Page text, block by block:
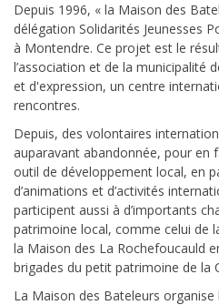
Depuis 1996, « la Maison des
délégation Solidarités Jeunesses
à Montendre. Ce projet est le
l’association et de la municipalité
et d'expression, un centre
rencontres.
Depuis, des volontaires
auparavant abandonnée, pour en
outil de développement local, en
d’animations et d’activités
participent aussi à d’importants
patrimoine local, comme celui de
la Maison des La Rochefoucauld
brigades du petit patrimoine de la
La Maison des Bateleurs